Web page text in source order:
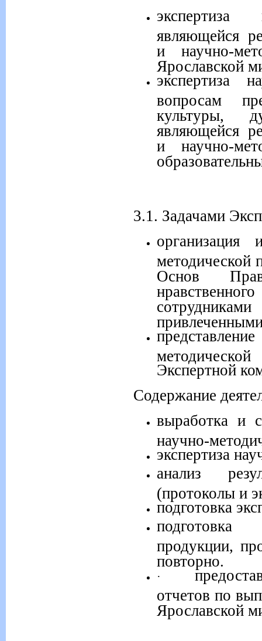
экспертиза
являющейся
и научно-
Ярославской
экспертиза
вопросам
культуры,
являющейся
и научно-
3.1. Задачами
организация
методической
Основ
Экспертной
Содержание
выработка и
научно-
экспертиза
анализ
(протоколы и
подготовка
подготовка
продукции,
повторно.
·
отчетов по
Ярославской